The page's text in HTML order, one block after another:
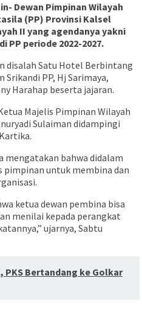
Dewan Pimpinan Wilayah
(PP) Provinsi Kalsel
II yang agendanya yakni
PP periode 2022-2027.
disalah Satu Hotel Berbintang
PP, Hj Sarimaya,
Harahap beserta jajaran.
Majelis Pimpinan Wilayah
Sulaiman didampingi
mengatakan bahwa didalam
pimpinan untuk membina dan
ketua dewan pembina bisa
menilai kepada perangkat
ujarnya, Sabtu
Bertandang ke Golkar